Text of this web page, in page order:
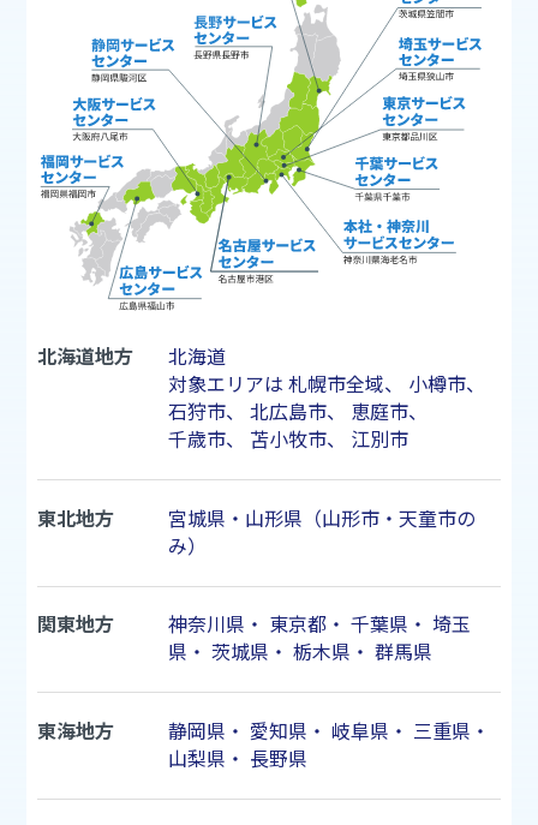
北海道地方
北海道
対象エリアは 札幌市全域、 小樽市、
石狩市、 北広島市、 恵庭市、
千歳市、 苫小牧市、 江別市
東北地方
宮城県・山形県（山形市・天童市の
み）
関東地方 神奈川県 ・ 東京都・ 千葉県 ・ 埼玉
県 ・ 茨城県 ・ 栃木県 ・ 群馬県
東海地方 静岡県 ・ 愛知県 ・ 岐阜県 ・ 三重県 ・
山梨県 ・ 長野県